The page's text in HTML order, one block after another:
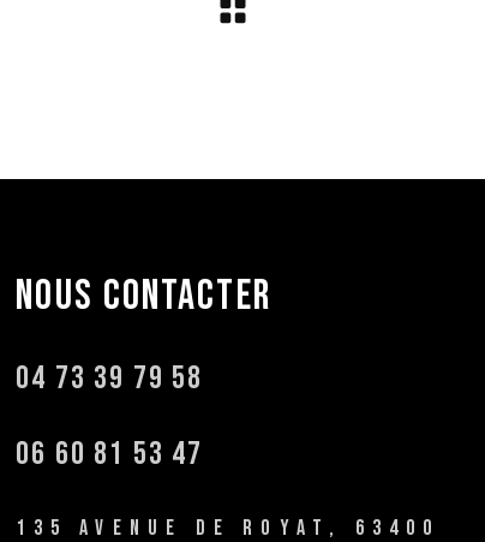
NOUS CONTACTER
04 73 39 79 58
06 60 81 53 47
135 AVENUE DE ROYAT, 63400